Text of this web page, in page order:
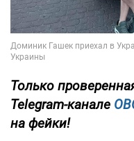
Только
Telegram-канале
на фейки!